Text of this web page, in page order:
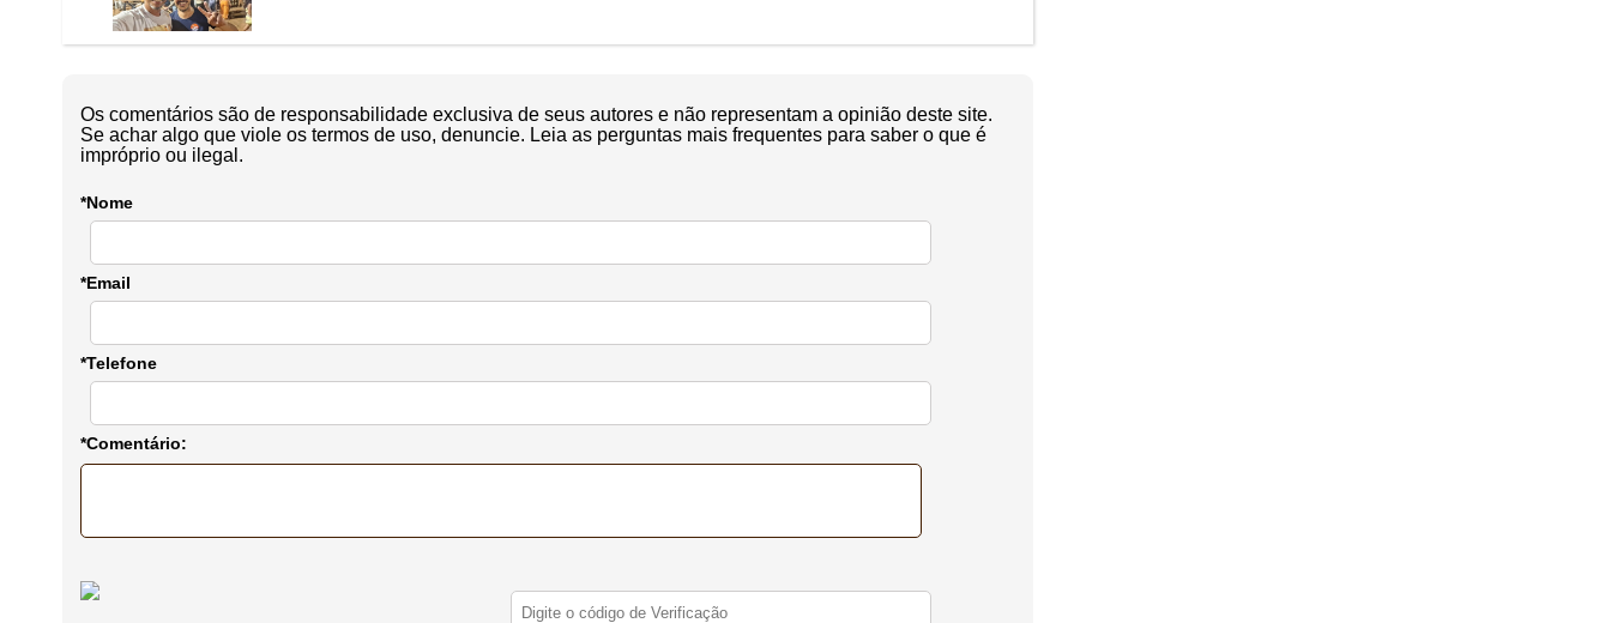
Os comentários são de responsabilidade exclusiva de seus autores e não representam a opinião deste site.
Se achar algo que viole os termos de uso, denuncie. Leia as perguntas mais frequentes para saber o que é
impróprio ou ilegal.
*Nome
*Email
*Telefone
*Comentário: